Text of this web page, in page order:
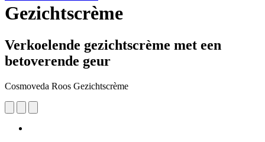
Gezichtscrème
Verkoelende gezichtscrème met een
betoverende geur
Cosmoveda Roos Gezichtscrème